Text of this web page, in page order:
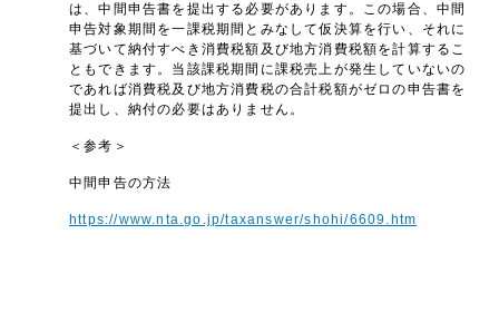
は、中間申告書を提出する必要があります。この場合、中間
申告対象期間を一課税期間とみなして仮決算を行い、それに
基づいて納付すべき消費税額及び地方消費税額を計算するこ
ともできます。当該課税期間に課税売上が発生していないの
であれば消費税及び地方消費税の合計税額がゼロの申告書を
提出し、納付の必要はありません。
＜参考＞
中間申告の方法
https://www.nta.go.jp/taxanswer/shohi/6609.htm